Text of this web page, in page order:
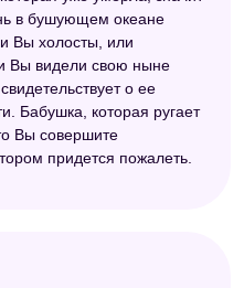
в бушующем океане
Вы холосты, или
Вы видели свою ныне
о ее
Бабушка, которая ругает
Вы совершите
придется пожалеть.